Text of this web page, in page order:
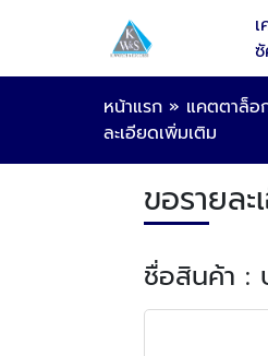
หน้าแรก » แคตตาล็อ
ละเอียดเพิ่มเติม
ขอรายล
ชื่อสินค้า :